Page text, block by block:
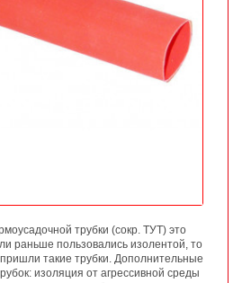
трубки (сокр. ТУТ) это
раньше пользовались изолентой, то
такие трубки. Дополнительные
изоляция от агрессивной среды